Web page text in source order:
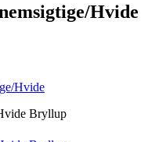
Hvide
Hvide